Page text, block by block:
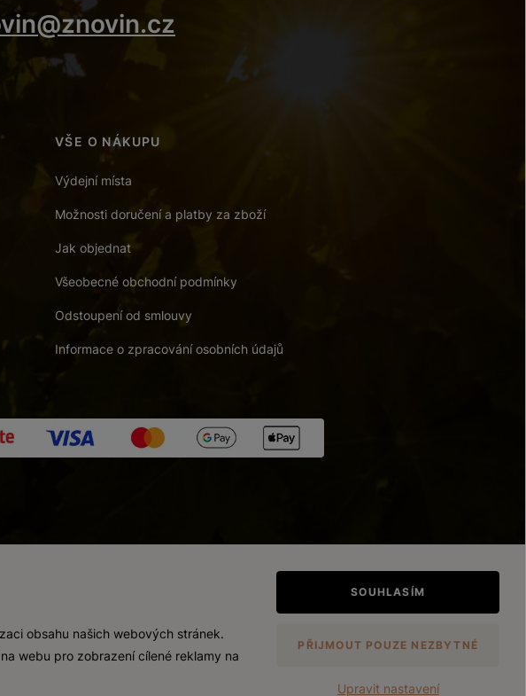
VŠE O NÁKUPU
Výdejní místa
Možnosti doručení a platby za zboží
Jak objednat
Všeobecné obchodní podmínky
Odstoupení od smlouvy
Informace o zpracování osobních údajů
mladším 18 let.
obsahu našich webových stránek.
webu pro zobrazení cílené reklamy na
SOUHLASÍM
PŘIJMOUT POUZE NEZBYTNÉ
Upravit nastavení